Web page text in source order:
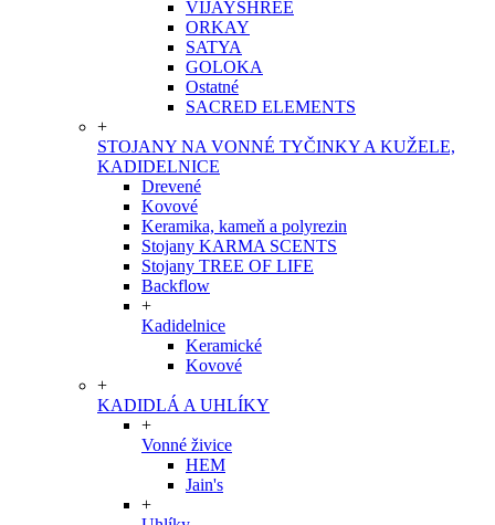
VIJAYSHREE
ORKAY
SATYA
GOLOKA
Ostatné
SACRED ELEMENTS
+
STOJANY NA VONNÉ TYČINKY A KUŽELE,
KADIDELNICE
Drevené
Kovové
Keramika, kameň a polyrezin
Stojany KARMA SCENTS
Stojany TREE OF LIFE
Backflow
+
Kadidelnice
Keramické
Kovové
+
KADIDLÁ A UHLÍKY
+
Vonné živice
HEM
Jain's
+